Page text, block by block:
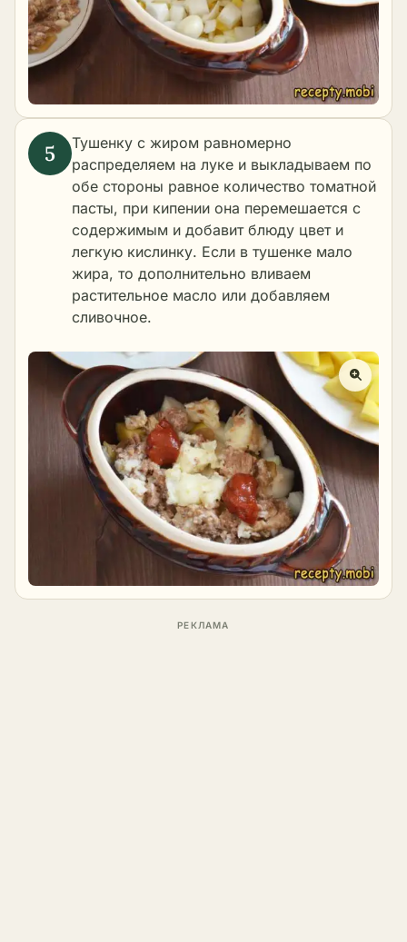
Тушенку с жиром равномерно
распределяем на луке и выкладываем по
обе стороны равное количество томатной
пасты, при кипении она перемешается с
содержимым и добавит блюду цвет и
легкую кислинку. Если в тушенке мало
жира, то дополнительно вливаем
растительное масло или добавляем
сливочное.